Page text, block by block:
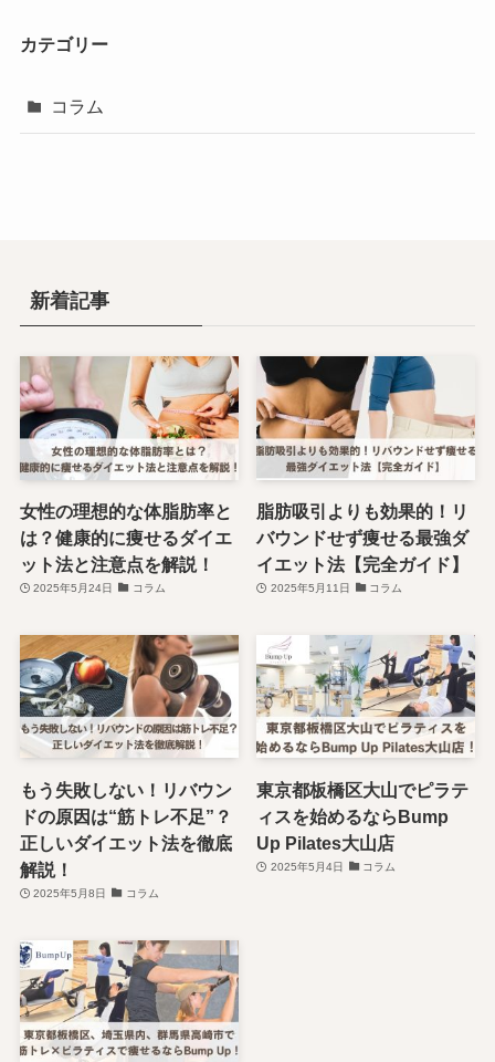
カテゴリー
コラム
新着記事
女性の理想的な体脂肪率と
は？健康的に痩せるダイエ
ット法と注意点を解説！
2025年5月24日 コラム
脂肪吸引よりも効果的！リ
バウンドせず痩せる最強ダ
イエット法【完全ガイド】
2025年5月11日 コラム
もう失敗しない！リバウン
ドの原因は“筋トレ不足”？
正しいダイエット法を徹底
解説！
2025年5月8日 コラム
東京都板橋区大山でピラテ
ィスを始めるならBump
Up Pilates大山店
2025年5月4日 コラム